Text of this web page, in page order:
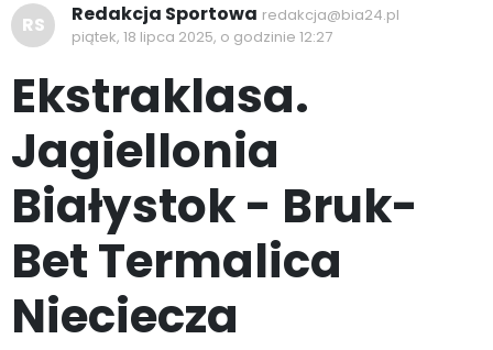
RS Redakcja Sportowa redakcja@bia24.pl
piątek, 18 lipca 2025, o godzinie 12:27
Ekstraklasa.
Jagiellonia
Białystok - Bruk-
Bet Termalica
Nieciecza